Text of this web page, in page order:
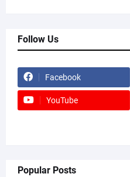
Follow Us
Facebook
YouTube
Popular Posts